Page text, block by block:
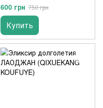
600 грн 750 грн
Купить